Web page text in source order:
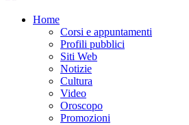
Home
Corsi e appuntamenti
Profili pubblici
Siti Web
Notizie
Cultura
Video
Oroscopo
Promozioni